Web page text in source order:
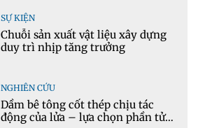
SỰ KIỆN
Chuỗi sản xuất vật liệu xây dựng
duy trì nhịp tăng trưởng
NGHIÊN CỨU
Dầm bê tông cốt thép chịu tác
động của lửa – lựa chọn phần tử